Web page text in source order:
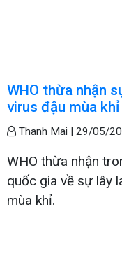
WHO thừa nhận
virus đậu mùa khỉ
Thanh Mai | 29/05/
WHO thừa nhận
quốc gia về sự lây
mùa khỉ.